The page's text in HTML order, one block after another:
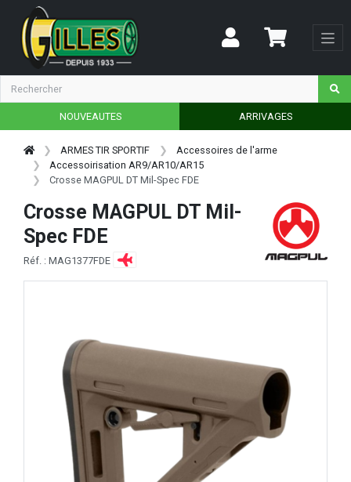
NOUVEAUTES ARRIVAGES
ARMES TIR SPORTIF
Accessoires de l'arme
Accessoirisation AR9/AR10/AR15
Crosse MAGPUL DT Mil-Spec FDE
Crosse MAGPUL DT Mil-
Spec FDE
Réf. : MAG1377FDE